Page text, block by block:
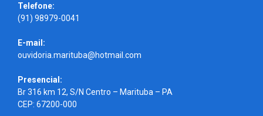
Telefone:
(91) 98979-0041
E-mail:
ouvidoria.marituba@hotmail.com
Presencial:
Br 316 km 12, S/N Centro – Marituba – PA
CEP: 67200-000